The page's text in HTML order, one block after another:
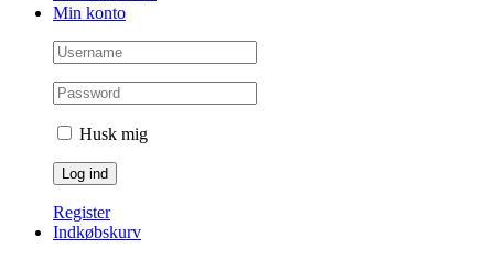
Min konto
Husk mig
Register
Indkøbskurv